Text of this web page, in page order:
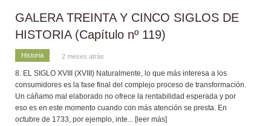
GALERA TREINTA Y CINCO SIGLOS DE
HISTORIA (Capítulo nº 119)
Historia 2 meses atrás
8. EL SIGLO XVIII (XVIII) Naturalmente, lo que más interesa a los
consumidores es la fase final del complejo proceso de transformación.
Un cáñamo mal elaborado no ofrece la rentabilidad esperada y por
eso es en este momento cuando con más atención se presta. En
octubre de 1733, por ejemplo, inte... [leer más]